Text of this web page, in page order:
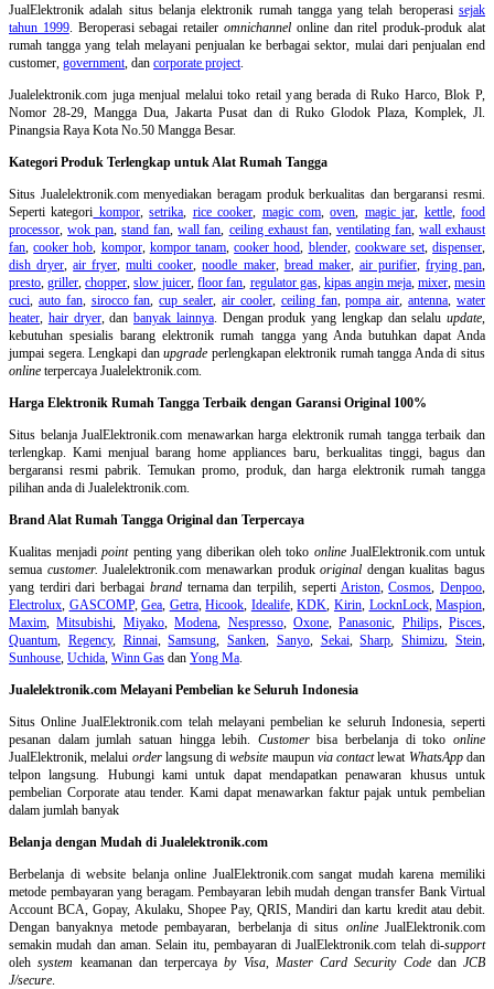
JualElektronik adalah situs belanja elektronik rumah tanggayang telah beroperasisejak
tahun 1999. Beroperasi sebagai retaileromnichannel online dan ritel produk-produk alat
rumah tangga yang telah melayani penjualan ke berbagai sektor, mulai dari penjualan end
customer, government, dan corporate project.
Jualelektronik.com juga menjual melalui toko retail yang berada di Ruko Harco, Blok P,
Nomor 28-29, Mangga Dua, Jakarta Pusat dan di Ruko Glodok Plaza, Komplek, Jl.
Pinangsia Raya Kota No.50 Mangga Besar.
Kategori Produk Terlengkap untuk Alat Rumah Tangga
Situs Jualelektronik.com menyediakan beragam produk berkualitas dan bergaransi resmi.
Seperti kategori kompor,setrika, rice cooker, magic com,oven, magic jar, kettle,food
processor,wok pan,stand fan,wall fan, ceiling exhaust fan, ventilating fan, wall exhaust
fan,cooker hob, kompor, kompor tanam,cooker hood, blender, cookware set,dispenser,
dish dryer,air fryer,multi cooker,noodle maker, bread maker, air purifier, frying pan,
presto,griller,chopper,slow juicer,floor fan, regulator gas, kipas angin meja, mixer,mesin
cuci, auto fan, sirocco fan,cup sealer,air cooler, ceiling fan,pompa air,antenna,water
heater, hair dryer, dan banyak lainnya. Dengan produk yang lengkap dan selalu update,
kebutuhan spesialis barang elektronik rumah tangga yang Anda butuhkan dapat Anda
jumpai segera. Lengkapi danupgrade perlengkapan elektronik rumah tangga Anda di situs
online terpercaya Jualelektronik.com.
Harga Elektronik Rumah Tangga Terbaik dengan Garansi Original 100%
Situs belanjaJualElektronik.com menawarkan harga elektronik rumah tangga terbaik dan
terlengkap. Kami menjual barang home appliances baru, berkualitas tinggi, bagus dan
bergaransi resmi pabrik. Temukan promo, produk, dan harga elektronik rumah tangga
pilihan anda di Jualelektronik.com.
Brand Alat Rumah Tangga Original dan Terpercaya
Kualitas menjadipointpenting yang diberikan oleh toko onlineJualElektronik.com untuk
semua customer. Jualelektronik.com menawarkan produkoriginal dengan kualitas bagus
yang terdiri dari berbagai brandternama dan terpilih, seperti Ariston,Cosmos,Denpoo,
Electrolux, GASCOMP,Gea, Getra,Hicook, Idealife,KDK, Kirin, LocknLock,Maspion,
Maxim,Mitsubishi, Miyako,Modena, Nespresso, Oxone,Panasonic, Philips, Pisces,
Quantum, Regency, Rinnai,Samsung,Sanken, Sanyo, Sekai,Sharp,Shimizu,Stein,
Sunhouse, Uchida, Winn Gas dan Yong Ma.
Jualelektronik.com Melayani Pembelian ke Seluruh Indonesia
Situs Online JualElektronik.com telah melayani pembelian ke seluruh Indonesia, seperti
pesanan dalam jumlah satuan hingga lebih. Customerbisa berbelanja di tokoonline
JualElektronik, melalui orderlangsung diwebsite maupun via contactlewat WhatsAppdan
telpon langsung. Hubungi kami untuk dapat mendapatkan penawaran khusus untuk
pembelian Corporate atau tender. Kami dapat menawarkan faktur pajak untuk pembelian
dalam jumlah banyak
Belanja dengan Mudah di Jualelektronik.com
Berbelanja diwebsite belanja online JualElektronik.com sangat mudah karena memiliki
metode pembayaran yang beragam. Pembayaran lebih mudah dengan transfer Bank Virtual
Account BCA, Gopay, Akulaku, Shopee Pay, QRIS, Mandiri dan kartu kredit atau debit.
Dengan banyaknya metode pembayaran, berbelanja di situs onlineJualElektronik.com
semakin mudah dan aman. Selain itu, pembayaran di JualElektronik.com telah di-support
olehsystem keamanan dan terpercayaby Visa, Master Card Security Codedan JCB
J/secure.